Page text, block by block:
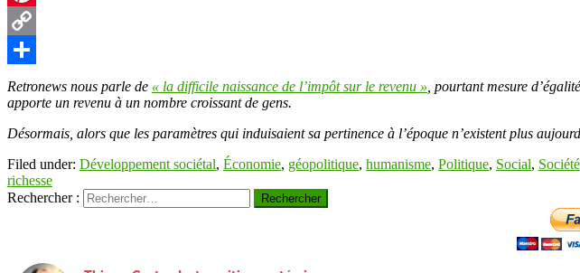
Pinterest
Copy
Link
Partager
Retronews nous parle de « la difficile naissance de l’impôt sur le revenu » , pourtant mesure
apporte un revenu à un nombre croissant de gens.
Désormais, alors que les paramètres qui induisaient sa pertinence à l’époque n’existent plus
Filed under: Développement sociétal, Économie, géopolitique, humanisme, Politique, Social, Société
richesse
Rechercher :